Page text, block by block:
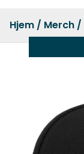
Hjem / Merch /